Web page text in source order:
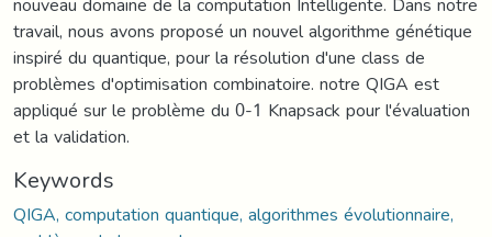
travail, nous avons proposé un nouvel algorithme génétique
inspiré du quantique, pour la résolution d'une class de
problèmes d'optimisation combinatoire. notre QIGA est
appliqué sur le problème du 0-1 Knapsack pour l'évaluation
et la validation.
Keywords
QIGA, computation quantique, algorithmes évolutionnaire,